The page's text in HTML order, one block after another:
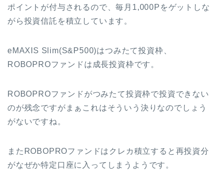
ポイントが付与されるので、毎月1,000Pをゲットしな
がら投資信託を積立しています。
eMAXIS Slim(S&P500)はつみたて投資枠、
ROBOPROファンドは成長投資枠です。
ROBOPROファンドがつみたて投資枠で投資できない
のが残念ですがまぁこれはそういう決りなのでしょう
がないですね。
またROBOPROファンドはクレカ積立すると再投資分
がなぜか特定口座に入ってしまうようです。